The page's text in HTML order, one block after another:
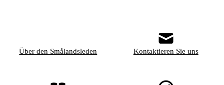
Über den Smålandsleden Kontaktieren Sie uns